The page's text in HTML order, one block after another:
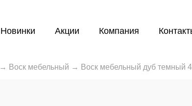
Новинки Акции Компания
→ Воск мебельный → Воск мебельный дуб темный